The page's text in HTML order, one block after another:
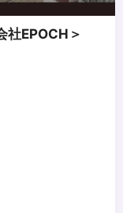
社EPOCH＞